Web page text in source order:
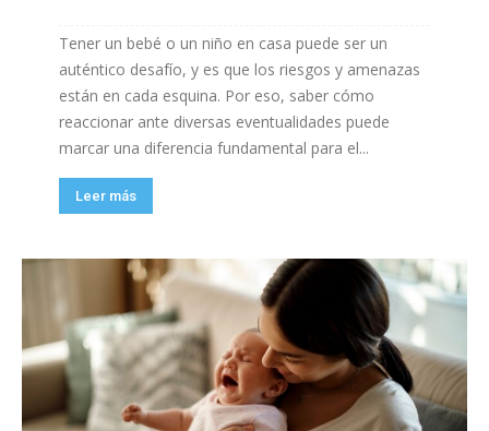
Tener un bebé o un niño en casa puede ser un
auténtico desafío, y es que los riesgos y amenazas
están en cada esquina. Por eso, saber cómo
reaccionar ante diversas eventualidades puede
marcar una diferencia fundamental para el...
Leer más